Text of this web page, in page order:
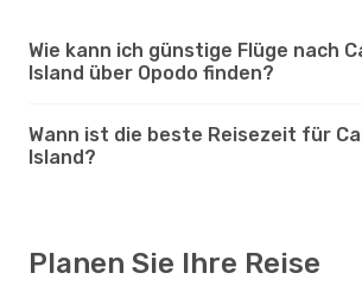
Wie kann ich günstige Flüge nach
Island über Opodo finden?
Wann ist die beste Reisezeit für
Island?
Planen Sie Ihre Reise